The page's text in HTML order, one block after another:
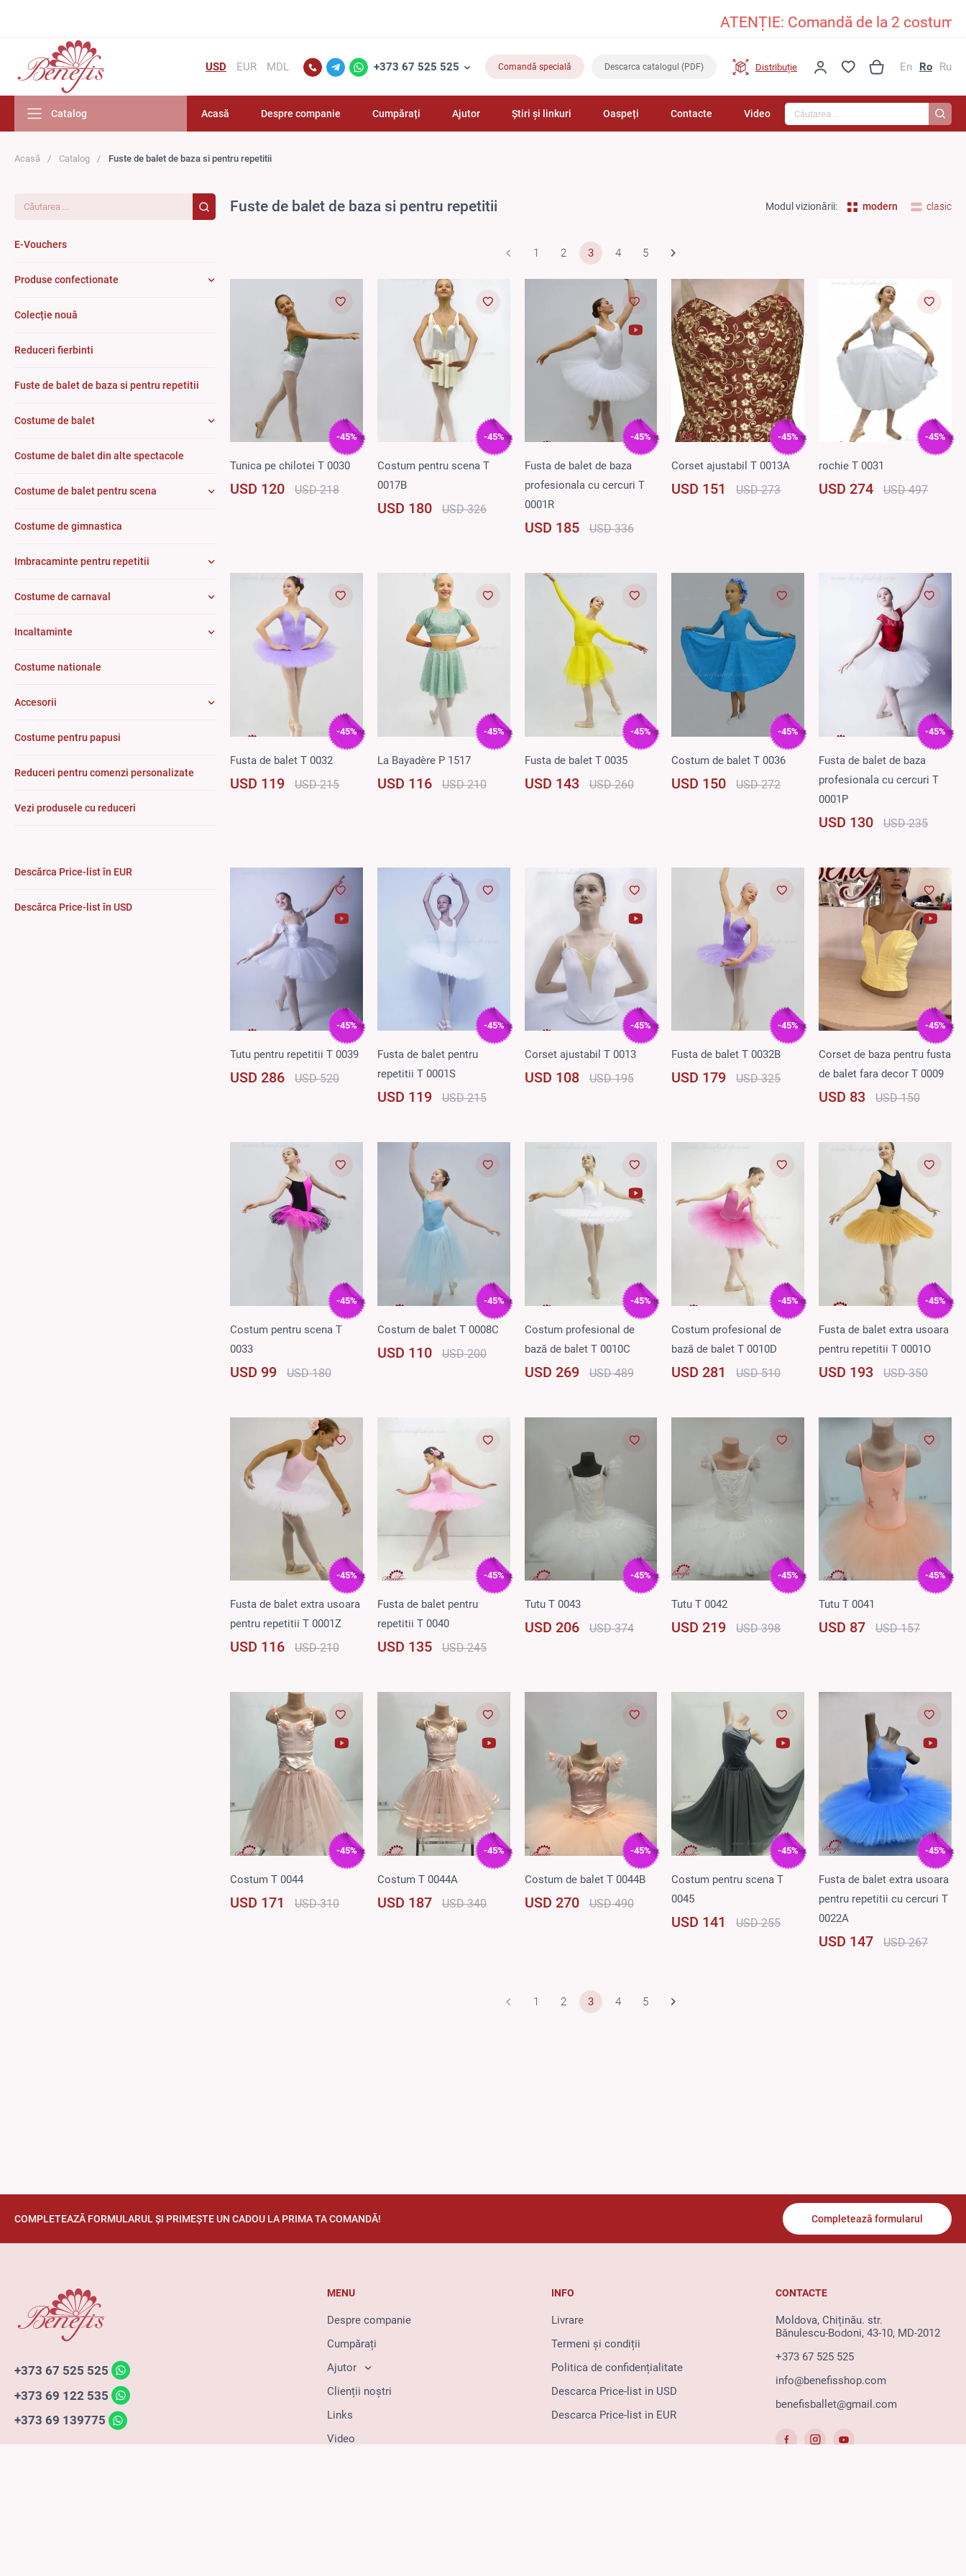
ATENȚIE: Comandă de la 2 costume în
USD EUR MDL +373 67 525 525 Comandă specială Descarca catalogul (PDF) Distribuție En Ro Ru
Catalog Acasă Despre companie Cumpărați Ajutor Știri și linkuri Oaspeți Contacte Video Căutarea...
Acasă Catalog Fuste de balet de baza si pentru repetitii
E-Vouchers
Produse confectionate
Colecție nouă
Reduceri fierbinti
Fuste de balet de baza si pentru repetitii
Costume de balet
Costume de balet din alte spectacole
Costume de balet pentru scena
Costume de gimnastica
Imbracaminte pentru repetitii
Costume de carnaval
Incaltaminte
Costume nationale
Accesorii
Costume pentru papusi
Reduceri pentru comenzi personalizate
Vezi produsele cu reduceri
Descărca Price-list în EUR
Descărca Price-list în USD
Fuste de balet de baza si pentru repetitii Modul vizionării: modern clasic
1 2 3 4 5
-45%
Tunica pe chilotei T 0030
USD 120 USD 218
-45%
Costum pentru scena T
0017B
USD 180 USD 326
-45%
Fusta de balet de baza
profesionala cu cercuri T
0001R
USD 185 USD 336
-45%
Corset ajustabil T 0013A
USD 151 USD 273
-45%
rochie T 0031
USD 274 USD 497
-45%
Fusta de balet T 0032
USD 119 USD 215
-45%
La Bayadère P 1517
USD 116 USD 210
-45%
Fusta de balet T 0035
USD 143 USD 260
-45%
Costum de balet T 0036
USD 150 USD 272
-45%
Fusta de balet de baza
profesionala cu cercuri T
0001P
USD 130 USD 235
-45%
Tutu pentru repetitii T 0039
USD 286 USD 520
-45%
Fusta de balet pentru
repetitii T 0001S
USD 119 USD 215
-45%
Corset ajustabil T 0013
USD 108 USD 195
-45%
Fusta de balet T 0032B
USD 179 USD 325
-45%
Corset de baza pentru fusta
de balet fara decor T 0009
USD 83 USD 150
-45%
Costum pentru scena T
0033
USD 99 USD 180
-45%
Costum de balet T 0008C
USD 110 USD 200
-45%
Costum profesional de
bază de balet T 0010C
USD 269 USD 489
-45%
Costum profesional de
bază de balet T 0010D
USD 281 USD 510
-45%
Fusta de balet extra usoara
pentru repetitii T 0001O
USD 193 USD 350
-45%
Fusta de balet extra usoara
pentru repetitii T 0001Z
USD 116 USD 210
-45%
Fusta de balet pentru
repetitii T 0040
USD 135 USD 245
-45%
Tutu T 0043
USD 206 USD 374
-45%
Tutu T 0042
USD 219 USD 398
-45%
Tutu T 0041
USD 87 USD 157
-45%
Costum T 0044
USD 171 USD 310
-45%
Costum T 0044A
USD 187 USD 340
-45%
Costum de balet T 0044B
USD 270 USD 490
-45%
Costum pentru scena T
0045
USD 141 USD 255
-45%
Fusta de balet extra usoara
pentru repetitii cu cercuri T
0022A
USD 147 USD 267
1 2 3 4 5
COMPLETEAZĂ FORMULARUL ȘI PRIMEȘTE UN CADOU LA PRIMA TA COMANDĂ! Completează formularul
+373 67 525 525
+373 69 122 535
+373 69 139775
MENU
Despre companie
Cumpărați
Ajutor
Clienții noștri
Links
Video
INFO
Livrare
Termeni și condiții
Politica de confidențialitate
Descarca Price-list in USD
Descarca Price-list in EUR
CONTACTE
Moldova, Chiținău. str.
Bănulescu-Bodoni, 43-10, MD-2012
+373 67 525 525
info@benefisshop.com
benefisballet@gmail.com